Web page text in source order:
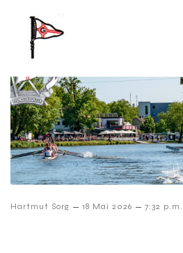
Hartmut Sorg – 18 Mai 2026 – 7:32 p.m.